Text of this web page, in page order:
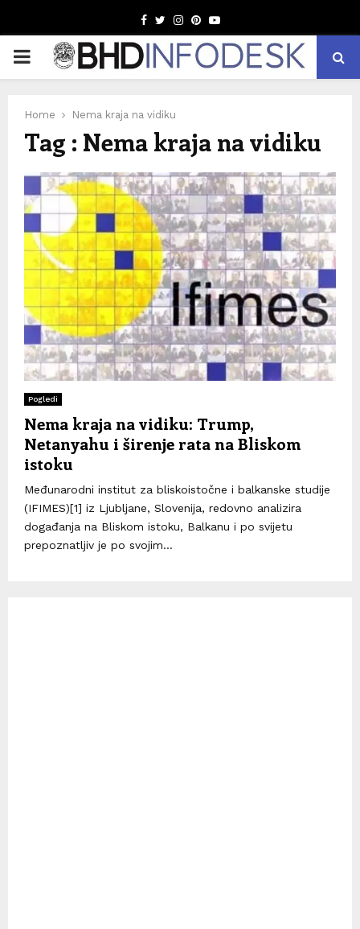
Facebook
TwitterInstagram
Pinterest
Youtube
PRIMARY
Home Nema kraja na vidiku
Tag : Nema kraja na vidiku
Pogledi
Nema kraja na vidiku: Trump,
Netanyahu i širenje rata na Bliskom
istoku
Međunarodni institut za bliskoistočne i balkanske studije
(IFIMES)[1] iz Ljubljane, Slovenija, redovno analizira
događanja na Bliskom istoku, Balkanu i po svijetu
prepoznatljiv je po svojim...